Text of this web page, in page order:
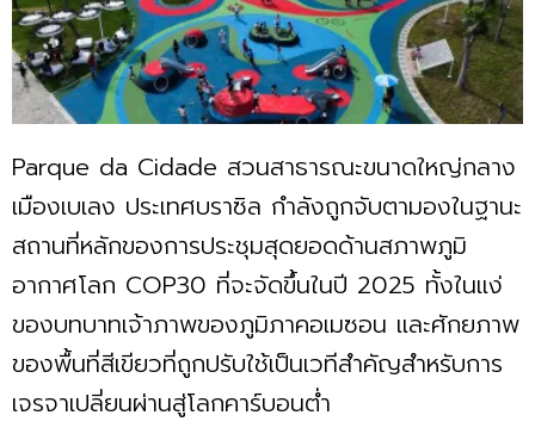
Parque da Cidade สวนสาธารณะขนาดใหญ่กลาง
เมืองเบเลง ประเทศบราซิล กำลังถูกจับตามองในฐานะ
สถานที่หลักของการประชุมสุดยอดด้านสภาพภูมิ
อากาศโลก COP30 ที่จะจัดขึ้นในปี 2025 ทั้งในแง่
ของบทบาทเจ้าภาพของภูมิภาคอเมซอน และศักยภาพ
ของพื้นที่สีเขียวที่ถูกปรับใช้เป็นเวทีสำคัญสำหรับการ
เจรจาเปลี่ยนผ่านสู่โลกคาร์บอนต่ำ